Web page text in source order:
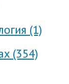
(1)
(354)